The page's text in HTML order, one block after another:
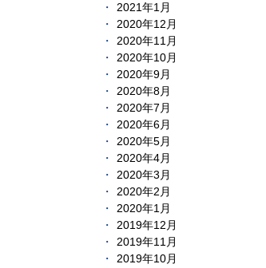
2021年1月
2020年12月
2020年11月
2020年10月
2020年9月
2020年8月
2020年7月
2020年6月
2020年5月
2020年4月
2020年3月
2020年2月
2020年1月
2019年12月
2019年11月
2019年10月